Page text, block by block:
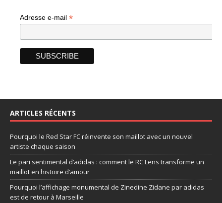
Adresse e-mail *
ARTICLES RÉCENTS
Pourquoi le Red Star FC réinvente son maillot avec un nouvel
artiste chaque saison
Le pari sentimental d’adidas : comment le RC Lens transforme un
maillot en histoire d’amour
Pourquoi l’affichage monumental de Zinedine Zidane par adidas
est de retour à Marseille